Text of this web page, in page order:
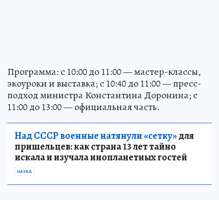
Программа: с 10:00 до 11:00 — мастер-классы,
экоуроки и выставка; с 10:40 до 11:00 — пресс-
подход министра Константина Доронина; с
11:00 до 13:00 — официальная часть.
Над СССР военные натянули «сетку»для
пришельцев: как страна 13 лет тайно
искала и изучала инопланетных гостей
НАУКА